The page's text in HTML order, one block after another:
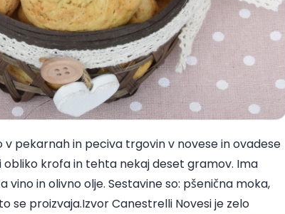
pekarnah in peciva trgovin v novese in ovadese
krofa in tehta nekaj deset gramov. Ima
in olivno olje. Sestavine so: pšenična moka,
se proizvaja.Izvor Canestrelli Novesi je zelo